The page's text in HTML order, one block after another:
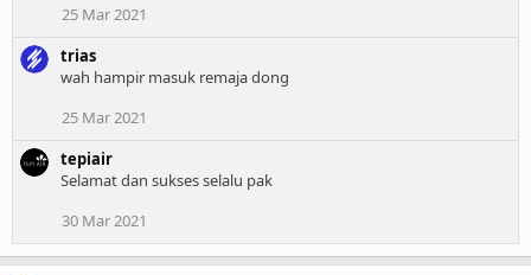
25 Mar 2021
trias
wah hampir masuk remaja dong
25 Mar 2021
tepiair
Selamat dan sukses selalu pak
30 Mar 2021